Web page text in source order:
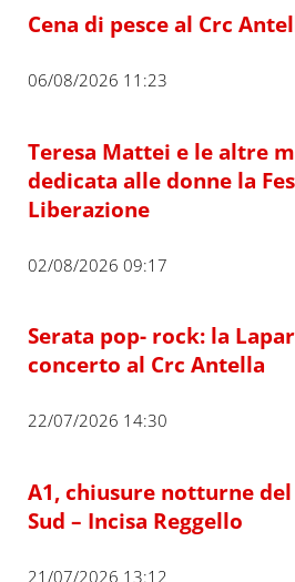
Cena di pesce al Crc
06/08/2026 11:23
Teresa Mattei e le altre
dedicata alle donne la
Liberazione
02/08/2026 09:17
Serata pop- rock: la
concerto al Crc Antella
22/07/2026 14:30
A1, chiusure notturne
Sud – Incisa Reggello
21/07/2026 13:12